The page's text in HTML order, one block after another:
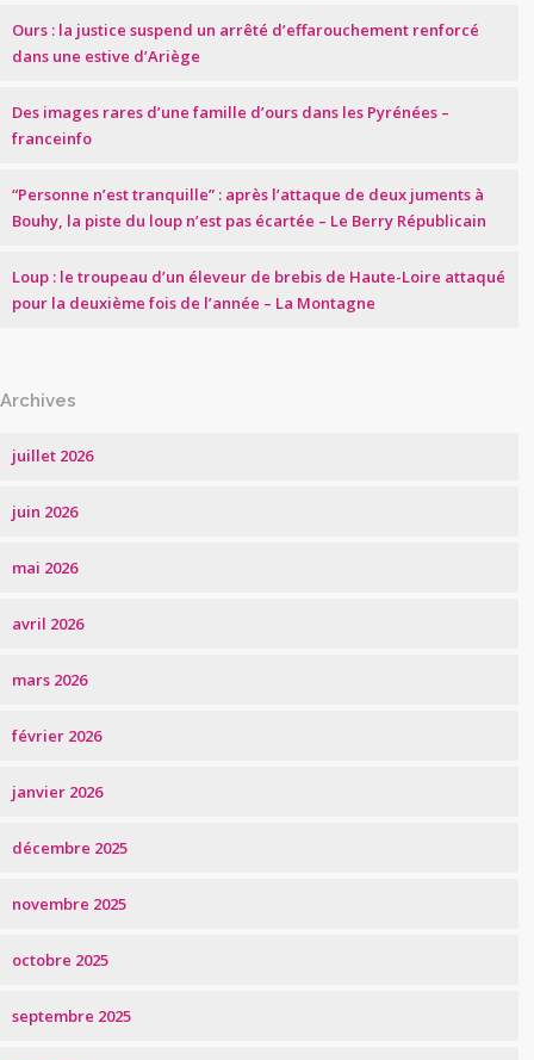
Ours : la justice suspend un arrêté d’effarouchement renforcé
dans une estive d’Ariège
Des images rares d’une famille d’ours dans les Pyrénées –
franceinfo
“Personne n’est tranquille” : après l’attaque de deux juments à
Bouhy, la piste du loup n’est pas écartée – Le Berry Républicain
Loup : le troupeau d’un éleveur de brebis de Haute-Loire attaqué
pour la deuxième fois de l’année – La Montagne
Archives
juillet 2026
juin 2026
mai 2026
avril 2026
mars 2026
février 2026
janvier 2026
décembre 2025
novembre 2025
octobre 2025
septembre 2025